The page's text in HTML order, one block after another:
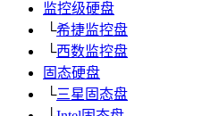
监控级硬盘
└希捷监控盘
└西数监控盘
固态硬盘
└三星固态盘